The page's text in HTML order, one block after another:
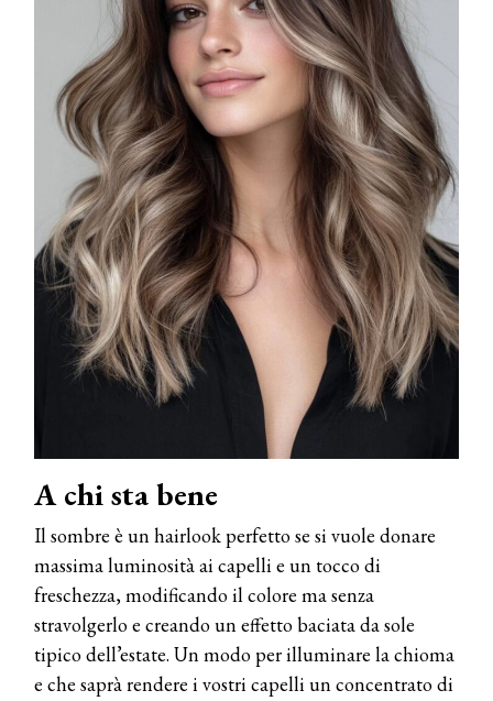
A chi sta bene
Il sombre è un hairlook perfetto se si vuole donare
massima luminosità ai capelli e un tocco di
freschezza, modificando il colore ma senza
stravolgerlo e creando un effetto baciata da sole
tipico dell’estate. Un modo per illuminare la chioma
e che saprà rendere i vostri capelli un concentrato di